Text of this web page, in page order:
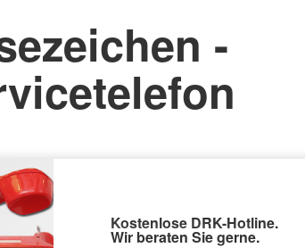
-
Kostenlose DRK-Hotline.
Wir beraten Sie gerne.